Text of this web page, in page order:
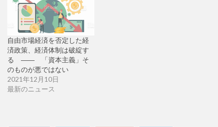
自由市場経済を否定した経
済政策、経済体制は破綻す
る ―― 「資本主義」そ
のものが悪ではない
2021年12月10日
最新のニュース